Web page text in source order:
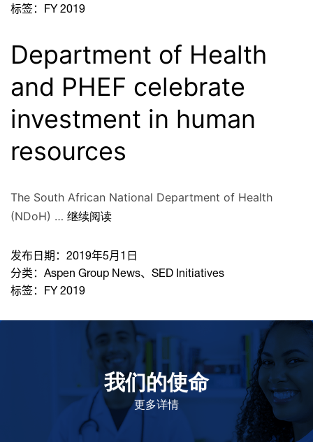
标签： FY 2019
Department of Health
and PHEF celebrate
investment in human
resources
The South African National Department of Health
(NDoH) … 继续阅读
发布日期： 2019年5月1日
分类： Aspen Group News、 SED Initiatives
标签： FY 2019
我们的使命
更多详情
致力于提高患者的生命健康和质量